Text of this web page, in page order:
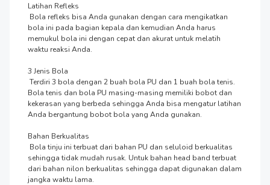
Latihan Refleks
bola ini pada bagian kepala dan kemudian Anda harus
memukul bola ini dengan cepat dan akurat untuk melatih
waktu reaksi Anda.
3 Jenis Bola
Bola tenis dan bola PU masing-masing memiliki bobot dan
kekerasan yang berbeda sehingga Anda bisa mengatur latihan
Anda bergantung bobot bola yang Anda gunakan.
Bahan Berkualitas
sehingga tidak mudah rusak. Untuk bahan head band terbuat
dari bahan nilon berkualitas sehingga dapat digunakan dalam
jangka waktu lama.